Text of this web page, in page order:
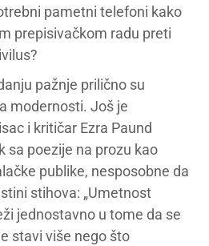
pametni telefoni kako
prepisivačkom radu preti
pažnje prilično su
modernosti. Još je
i kritičar Ezra Paund
sa poezije na prozu kao
publike, nesposobne da
stihova: „Umetnost
jednostavno u tome da se
stavi više nego što